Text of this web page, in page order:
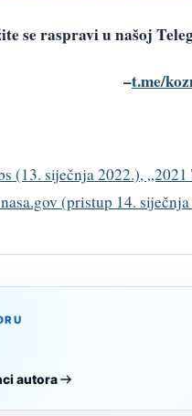
se raspravi u našoj
–t.me/
(13. siječnja 2022.),
(pristup 14.
autora